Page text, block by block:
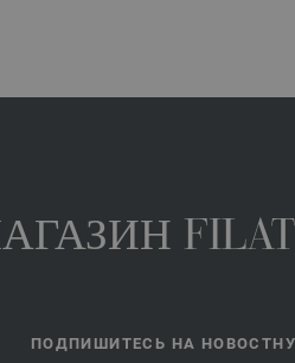
ПОДПИШИТЕСЬ НА